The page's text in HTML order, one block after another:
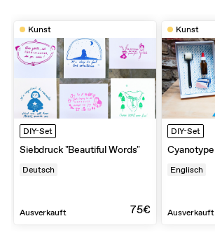
Kunst
DIY-Set
Siebdruck "Beautiful Words"
Deutsch
Ausverkauft 75€
Kunst
DIY-Set
Cyanotype
Englisch
Ausverkauft